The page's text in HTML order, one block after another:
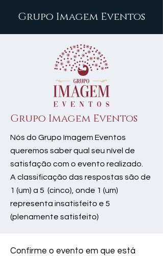
Grupo Imagem Eventos
Grupo Imagem Eventos
Nós do Grupo Imagem Eventos
queremos saber qual seu nível de
satisfação com o evento realizado.
A classificação das respostas são de
1 (um) a 5 (cinco), onde 1 (um)
representa insatisfeito e 5
(plenamente satisfeito)
Confirme o evento em que está